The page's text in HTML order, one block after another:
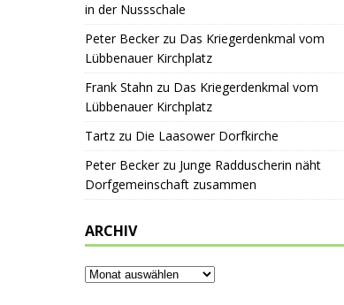
in der Nussschale
Peter Beckerzu Das Kriegerdenkmal vom
Lübbenauer Kirchplatz
Frank Stahn zu Das Kriegerdenkmal vom
Lübbenauer Kirchplatz
Tartzzu Die Laasower Dorfkirche
Peter Beckerzu Junge Radduscherin näht
Dorfgemeinschaft zusammen
ARCHIV